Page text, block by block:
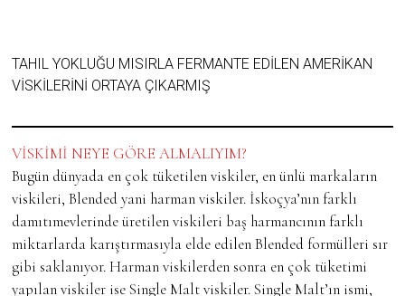
TAHIL YOKLUĞU MISIRLA FERMANTE EDİLEN AMERİKAN
VİSKİLERİNİ ORTAYA ÇIKARMIŞ
VİSKİMİ NEYE GÖRE ALMALIYIM?
Bugün dünyada en çok tüketilen viskiler, en ünlü markaların
viskileri, Blended yani harman viskiler. İskoçya’nın farklı
damıtımevlerinde üretilen viskileri baş harmancının farklı
miktarlarda karıştırmasıyla elde edilen Blended formülleri sır
gibi saklanıyor. Harman viskilerden sonra en çok tüketimi
yapılan viskiler ise Single Malt viskiler. Single Malt’ın ismi,